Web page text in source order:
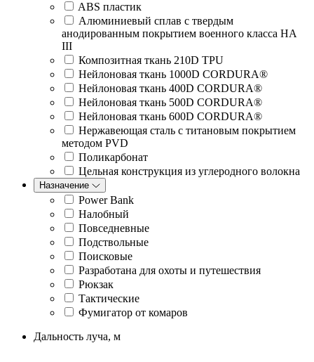
ABS пластик
Алюминиевый сплав с твердым
анодированным покрытием военного класса HA
III
Композитная ткань 210D TPU
Нейлоновая ткань 1000D CORDURA®
Нейлоновая ткань 400D CORDURA®
Нейлоновая ткань 500D CORDURA®
Нейлоновая ткань 600D CORDURA®
Нержавеющая сталь с титановым покрытием
методом PVD
Поликарбонат
Цельная конструкция из углеродного волокна
Назначение
Power Bank
Налобный
Повседневные
Подствольные
Поисковые
Разработана для охоты и путешествия
Рюкзак
Тактические
Фумигатор от комаров
Дальность луча, м